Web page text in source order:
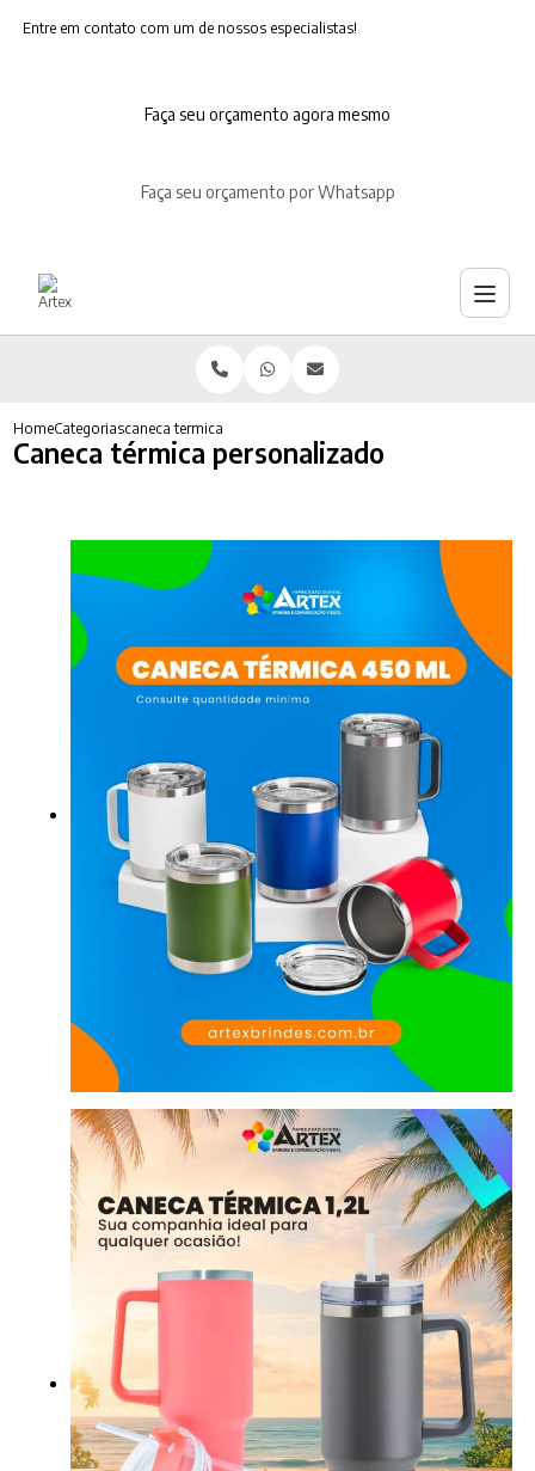
Entre em contato com um de nossos especialistas!
Faça seu orçamento agora mesmo
Faça seu orçamento por Whatsapp
HomeCategoriascaneca termica personalizado
Caneca térmica personalizado